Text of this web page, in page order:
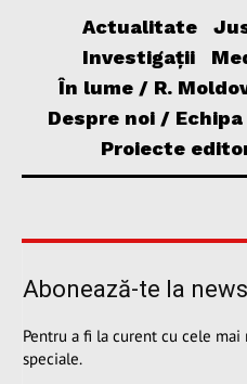
Actualitate
Investigații
În lume / R.
Despre noi / Echipa
Proiecte
Abonează-te la
Pentru a fi la curent cu cele
speciale.